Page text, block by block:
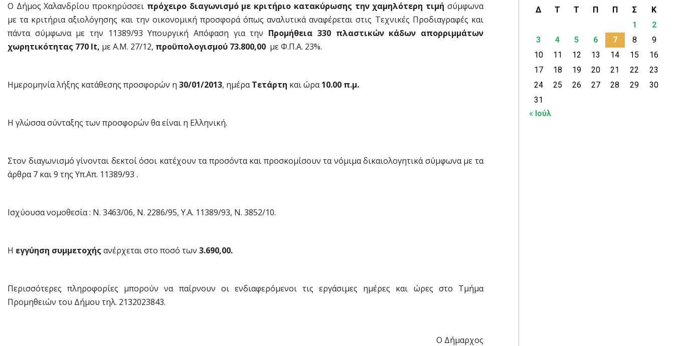
Ο Δήμος Χαλανδρίου προκηρύσσει πρόχειρο διαγωνισμό με κριτήριο κατακύρωσης την χαμηλότερη τιμή σύμφωνα
με τα κριτήρια αξιολόγησης και την οικονομική προσφορά όπως αναλυτικά αναφέρεται στις Τεχνικές Προδιαγραφές και
πάντα σύμφωνα με την 11389/93 Υπουργική Απόφαση για την Προμήθεια 330 πλαστικών κάδων απορριμμάτων
χωρητικότητας 770 lt, με Α.Μ. 27/12, προϋπολογισμού 73.800,00  με Φ.Π.Α. 23%.
Ημερομηνία λήξης κατάθεσης προσφορών η 30/01/2013, ημέραΤετάρτη και ώρα10.00 π.μ.
Η γλώσσα σύνταξης των προσφορών θα είναι η Ελληνική.
Στον διαγωνισμό γίνονται δεκτοί όσοι κατέχουν τα προσόντα και προσκομίσουν τα νόμιμα δικαιολογητικά σύμφωνα με τα
άρθρα 7 και 9 της Υπ.Απ. 11389/93 .
Ισχύουσα νομοθεσία : Ν. 3463/06, Ν. 2286/95, Υ.Α. 11389/93, Ν. 3852/10.
Η εγγύηση συμμετοχής ανέρχεται στο ποσό των 3.690,00.
Περισσότερες πληροφορίες μπορούν να παίρνουν οι ενδιαφερόμενοι τις εργάσιμες ημέρες και ώρες στο Tμήμα
Προμηθειών του Δήμου τηλ. 2132023843.
Ο Δήμαρχος
Δ Τ Τ Π Π Σ
Κ
1
2
3
4 5 6 7 8
9
10
11 12 13 14 15
16
17
18 19 20 21 22
23
24
25 26 27 28 29
30
31
« Ιούλ